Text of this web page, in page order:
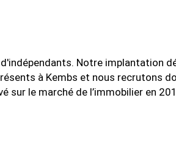
Notre implantation
à Kembs et nous
sur le marché de l’immobilier en